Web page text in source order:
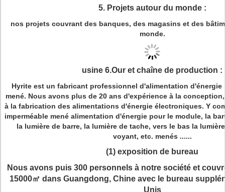
5. Projets autour du monde :
nos projets couvrant des banques, des magasins et des
monde.
usine 6.Our et chaîne de production :
Hyrite est un fabricant professionnel d'alimentation d'énergie
mené. Nous avons plus de 20 ans d'expérience à la
à la fabrication des alimentations d'énergie électroniques. Y
imperméable mené alimentation d'énergie pour le module, la
la lumière de barre, la lumière de tache, vers le bas la
voyant, etc. menés ......
(1) exposition de bureau
Nous avons puis 300 personnels à notre société et
15000㎡ dans Guangdong, Chine avec le bureau
Unis